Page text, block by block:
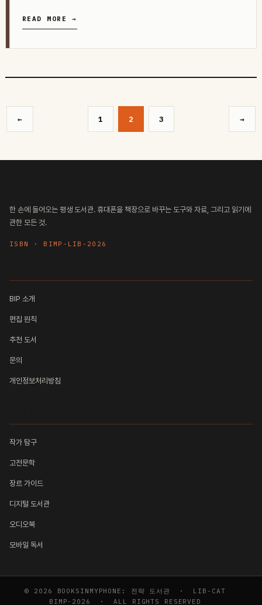
READ MORE →
← 1 2 3 →
한 손에 들어오는 평생 도서관. 휴대폰을 책장으로 바꾸는 도구와 자료, 그리고 읽기에
관한 모든 것.
ISBN · BIMP-LIB-2026
BIP 소개
편집 원칙
추천 도서
문의
개인정보처리방침
작가 탐구
고전문학
장르 가이드
디지털 도서관
오디오북
모바일 독서
© 2026 BOOKSINMYPHONE: 전략 도서관 · LIB-CAT
BIMP-2026 · ALL RIGHTS RESERVED